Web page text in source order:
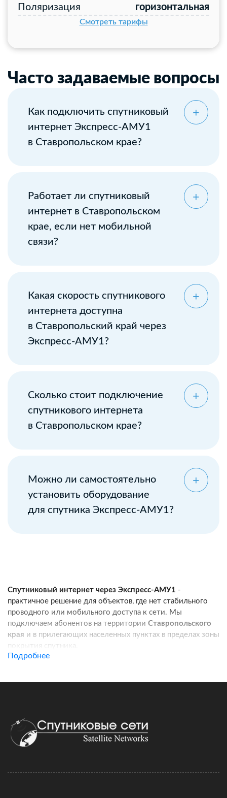
Поляризация
горизонтальная
Смотреть тарифы
Часто задаваемые вопросы
Как подключить спутниковый
интернет Экспресс-АМУ1
в Ставропольском крае?
Работает ли спутниковый
интернет в Ставропольском
крае, если нет мобильной
связи?
Какая скорость спутникового
интернета доступна
в Ставропольский край через
Экспресс-АМУ1?
Сколько стоит подключение
спутникового интернета
в Ставропольском крае?
Можно ли самостоятельно
установить оборудование
для спутника Экспресс-АМУ1?
Спутниковый интернет через Экспресс-АМУ1 -
практичное решение для объектов, где нет стабильного
проводного или мобильного доступа к сети. Мы
подключаем абонентов на территории Ставропольского
края и в прилегающих населенных пунктах в пределах зоны
покрытия спутника.
стабильный доступ в интернет для работы, связи
и онлайн-сервисов.
договора и активацию тарифа. Монтаж можно выполнить
Подробнее